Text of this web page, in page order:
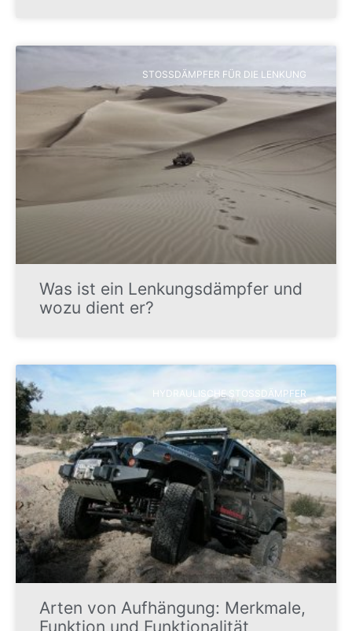
STOSSDÄMPFER FÜR DIE LENKUNG
Was ist ein Lenkungsdämpfer und
wozu dient er?
HYDRAULISCHE STOSSDÄMPFER
Arten von Aufhängung: Merkmale,
Funktion und Funktionalität